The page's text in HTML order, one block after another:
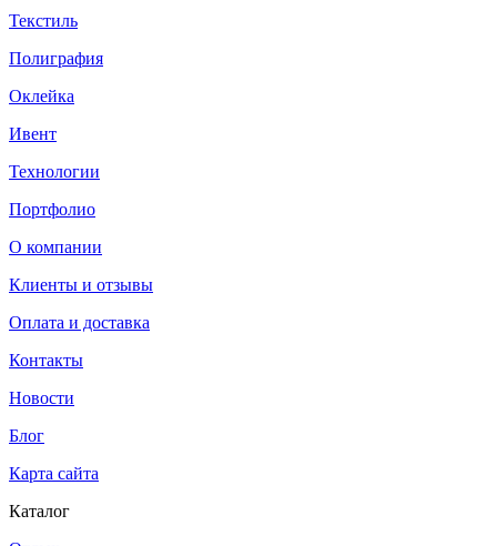
Текстиль
Полиграфия
Оклейка
Ивент
Технологии
Портфолио
О компании
Клиенты и отзывы
Оплата и доставка
Контакты
Новости
Блог
Карта сайта
Каталог